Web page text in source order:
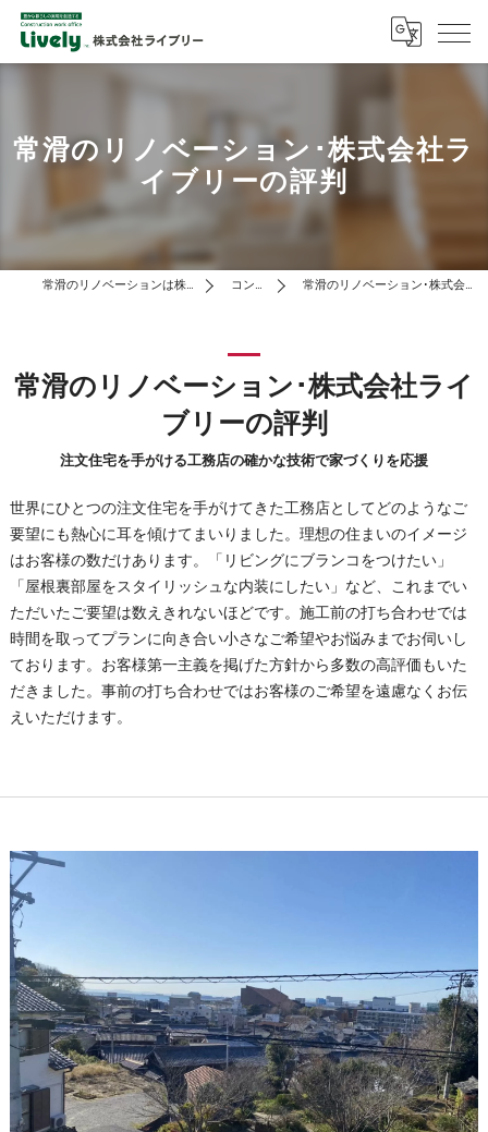
常滑のリノベーション･株式会社ラ
イブリーの評判
常滑のリノベーションは株式会社ライブリー コンセプト 常滑のリノベーション･株式会社ライブリーの評判
注文住宅を手がける工務店の確かな技術で家づくりを応援
常滑のリノベーション･株式会社ライ
ブリーの評判
世界にひとつの注文住宅を手がけてきた工務店としてどのようなご
要望にも熱心に耳を傾けてまいりました。理想の住まいのイメージ
はお客様の数だけあります。「リビングにブランコをつけたい」
「屋根裏部屋をスタイリッシュな内装にしたい」など、これまでい
ただいたご要望は数えきれないほどです。施工前の打ち合わせでは
時間を取ってプランに向き合い小さなご希望やお悩みまでお伺いし
ております。お客様第一主義を掲げた方針から多数の高評価もいた
だきました。事前の打ち合わせではお客様のご希望を遠慮なくお伝
えいただけます。